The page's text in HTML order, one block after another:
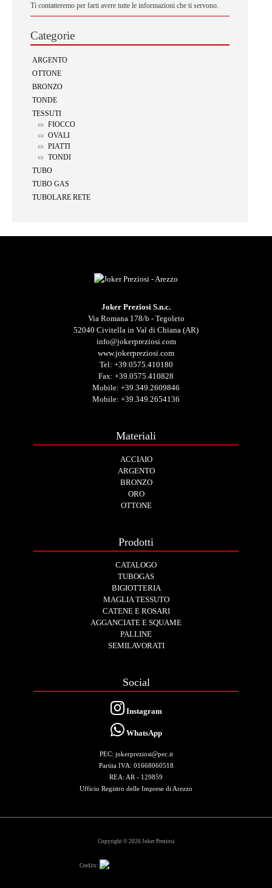
Ti contatteremo per farti avere tutte le informazioni che ti servono.
Categorie
ARGENTO
OTTONE
BRONZO
TONDE
TESSUTI
FIOCCO
OVALI
PIATTI
TONDI
TUBO
TUBO GAS
TUBOLARE RETE
Joker Preziosi S.n.c.
Via Romana 178/b - Tegoleto
52040 Civitella in Val di Chiana (AR)
info@jokerpreziosi.com
www.jokerpreziosi.com
Tel: +39.0575.410180
Fax: +39.0575.410828
Mobile: +39.349.2609846
Mobile: +39.349.2654136
Materiali
ACCIAIO
ARGENTO
BRONZO
ORO
OTTONE
Prodotti
CATALOGO
TUBOGAS
BIGIOTTERIA
MAGLIA TESSUTO
CATENE E ROSARI
AGGANCIATE E SQUAME
PALLINE
SEMILAVORATI
Social
Instagram
WhatsApp
PEC: jokerpreziosi@pec.it
Partita IVA: 01668060518
REA: AR - 129859
Ufficio Registro delle Imprese di Arezzo
Copyright © 2026 Joker Preziosi
Credits: